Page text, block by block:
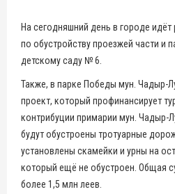
На сегодняшний день в городе
по обустройству проезжей части и
детскому саду № 6.
Также, в парке Победы мун. Чадыр-
проект, который профинансирует
контрибуции примарии мун. Чадыр-
будут обустроены тротуарные
установлены скамейки и урны на
который ещё не обустроен. Общая
более 1,5 млн леев.